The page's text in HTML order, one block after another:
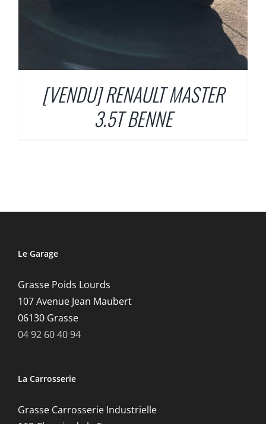
[VENDU] RENAULT MASTER
3.5T BENNE
Le Garage
Grasse Poids Lourds
107 Avenue Jean Maubert
06130 Grasse
04 92 60 40 94
La Carrosserie
Grasse Carrosserie Industrielle